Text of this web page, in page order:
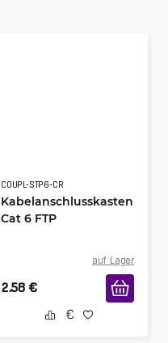
COUPL-STP6-CR
Kabelanschlusskasten
Cat 6 FTP
auf Lager
2.58 €